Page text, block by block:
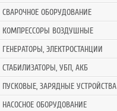
СВАРОЧНОЕ ОБОРУДОВАНИЕ
КОМПРЕССОРЫ ВОЗДУШНЫЕ
ГЕНЕРАТОРЫ, ЭЛЕКТРОСТАНЦИИ
СТАБИЛИЗАТОРЫ, УБП, АКБ
ПУСКОВЫЕ, ЗАРЯДНЫЕ УСТРОЙСТВА
НАСОСНОЕ ОБОРУДОВАНИЕ